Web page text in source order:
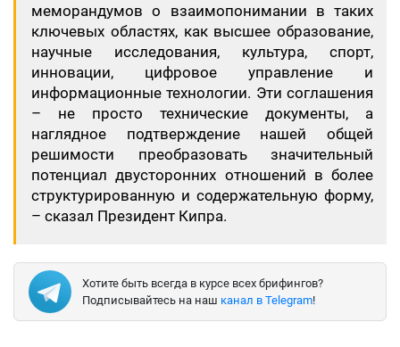
меморандумов о взаимопонимании в таких
ключевых областях, как высшее образование,
научные исследования, культура, спорт,
инновации, цифровое управление и
информационные технологии. Эти соглашения
– не просто технические документы, а
наглядное подтверждение нашей общей
решимости преобразовать значительный
потенциал двусторонних отношений в более
структурированную и содержательную форму,
– сказал Президент Кипра.
Хотите быть всегда в курсе всех брифингов?
Подписывайтесь на наш канал в Telegram!